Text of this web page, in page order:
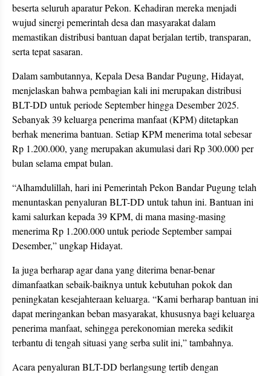
beserta seluruh aparatur Pekon. Kehadiran mereka menjadi
wujud sinergi pemerintah desa dan masyarakat dalam
memastikan distribusi bantuan dapat berjalan tertib, transparan,
serta tepat sasaran.
Dalam sambutannya, Kepala Desa Bandar Pugung, Hidayat,
menjelaskan bahwa pembagian kali ini merupakan distribusi
BLT-DD untuk periode September hingga Desember 2025.
Sebanyak 39 keluarga penerima manfaat (KPM) ditetapkan
berhak menerima bantuan. Setiap KPM menerima total sebesar
Rp 1.200.000, yang merupakan akumulasi dari Rp 300.000 per
bulan selama empat bulan.
“Alhamdulillah, hari ini Pemerintah Pekon Bandar Pugung telah
menuntaskan penyaluran BLT-DD untuk tahun ini. Bantuan ini
kami salurkan kepada 39 KPM, di mana masing-masing
menerima Rp 1.200.000 untuk periode September sampai
Desember,” ungkap Hidayat.
Ia juga berharap agar dana yang diterima benar-benar
dimanfaatkan sebaik-baiknya untuk kebutuhan pokok dan
peningkatan kesejahteraan keluarga. “Kami berharap bantuan ini
dapat meringankan beban masyarakat, khususnya bagi keluarga
penerima manfaat, sehingga perekonomian mereka sedikit
terbantu di tengah situasi yang serba sulit ini,” tambahnya.
Acara penyaluran BLT-DD berlangsung tertib dengan